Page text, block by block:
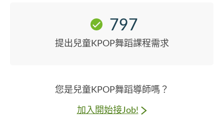
797
提出兒童KPOP舞蹈課程需求
您是兒童KPOP舞蹈導師嗎？
加入開始接Job!